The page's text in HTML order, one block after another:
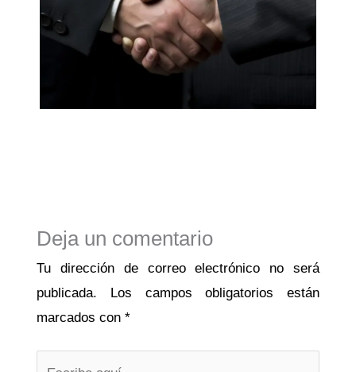
Deja un comentario
Tu dirección de correo electrónico no será
publicada.
Los campos obligatorios están
marcados con *